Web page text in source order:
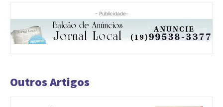
- Publicidade-
Outros Artigos